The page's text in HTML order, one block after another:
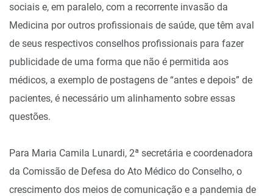
sociais e, em paralelo, com a recorrente invasão da
Medicina por outros profissionais de saúde, que têm aval
de seus respectivos conselhos profissionais para fazer
publicidade de uma forma que não é permitida aos
médicos, a exemplo de postagens de “antes e depois” de
pacientes, é necessário um alinhamento sobre essas
questões.
Para Maria Camila Lunardi, 2ª secretária e coordenadora
da Comissão de Defesa do Ato Médico do Conselho, o
crescimento dos meios de comunicação e a pandemia de